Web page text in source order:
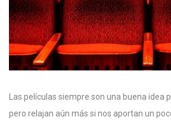
Las películas siempre son una buena idea
pero relajan aún más si nos aportan un